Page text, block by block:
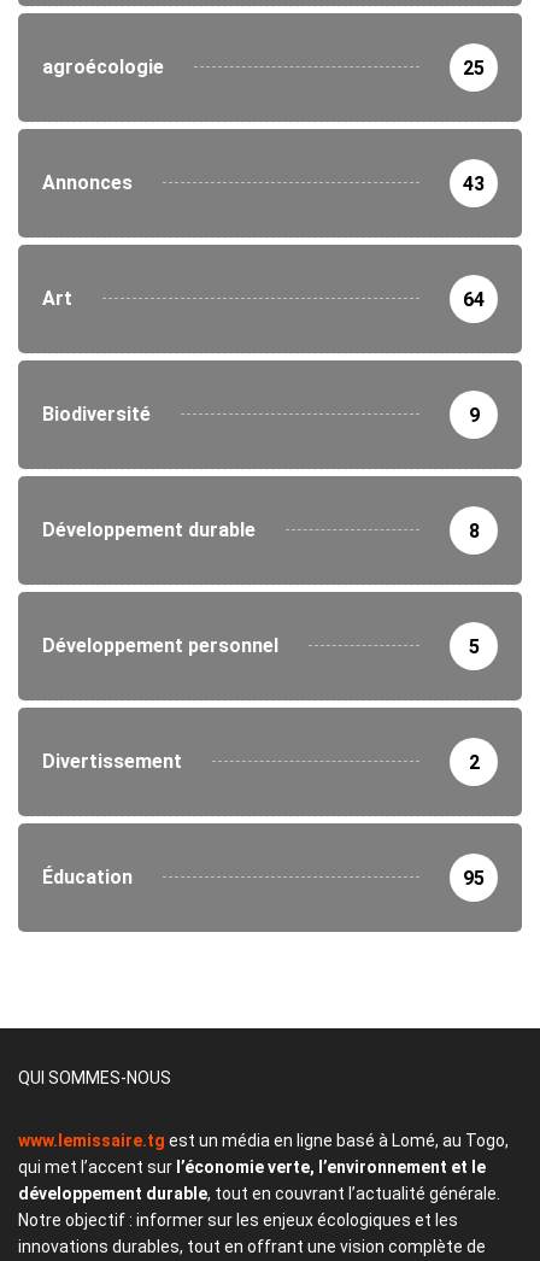
agroécologie 25
Annonces 43
Art 64
Biodiversité 9
Développement durable 8
Développement personnel 5
Divertissement 2
Éducation 95
QUI SOMMES-NOUS
www.lemissaire.tg est un média en ligne basé à Lomé, au Togo,
qui met l’accent sur l’économie verte, l’environnement et le
développement durable, tout en couvrant l’actualité générale.
Notre objectif : informer sur les enjeux écologiques et les
innovations durables, tout en offrant une vision complète de